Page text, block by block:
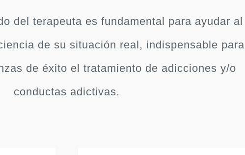
del terapeuta es fundamental para ayudar al
de su situación real, indispensable para
de éxito el tratamiento de adicciones y/o
conductas adictivas.